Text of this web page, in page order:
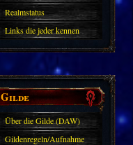
Realmstatus
Links die jeder kennen
sollte?! Oder nicht?
Gilde
Über die Gilde (DAW)
Gildenregeln/Aufnahme